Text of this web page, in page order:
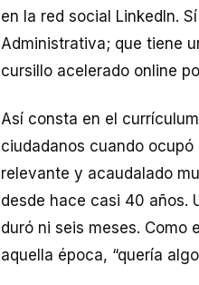
en la red social LinkedIn.
Administrativa; que tiene
cursillo acelerado online
Así consta en el
ciudadanos cuando
relevante y acaudalado
desde hace casi 40 años.
duró ni seis meses. Como
aquella época, “quería